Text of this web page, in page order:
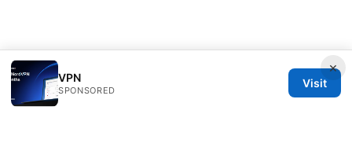
×
VPN
SPONSORED
Visit